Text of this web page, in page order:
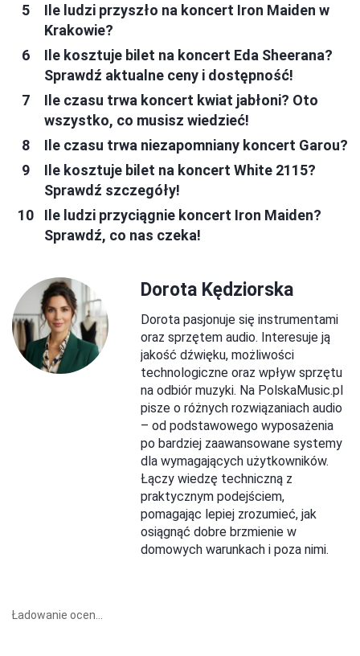
Ile ludzi przyszło na koncert Iron Maiden w
Krakowie?
Ile kosztuje bilet na koncert Eda Sheerana?
Sprawdź aktualne ceny i dostępność!
Ile czasu trwa koncert kwiat jabłoni? Oto
wszystko, co musisz wiedzieć!
Ile czasu trwa niezapomniany koncert Garou?
Ile kosztuje bilet na koncert White 2115?
Sprawdź szczegóły!
Ile ludzi przyciągnie koncert Iron Maiden?
Sprawdź, co nas czeka!
Dorota Kędziorska
Dorota pasjonuje się instrumentami
oraz sprzętem audio. Interesuje ją
jakość dźwięku, możliwości
technologiczne oraz wpływ sprzętu
na odbiór muzyki. Na PolskaMusic.pl
pisze o różnych rozwiązaniach audio
– od podstawowego wyposażenia
po bardziej zaawansowane systemy
dla wymagających użytkowników.
Łączy wiedzę techniczną z
praktycznym podejściem,
pomagając lepiej zrozumieć, jak
osiągnąć dobre brzmienie w
domowych warunkach i poza nimi.
Ładowanie ocen...